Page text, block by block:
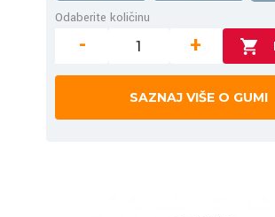
Odaberite količinu
- +
SAZNAJ VIŠE O GUMI